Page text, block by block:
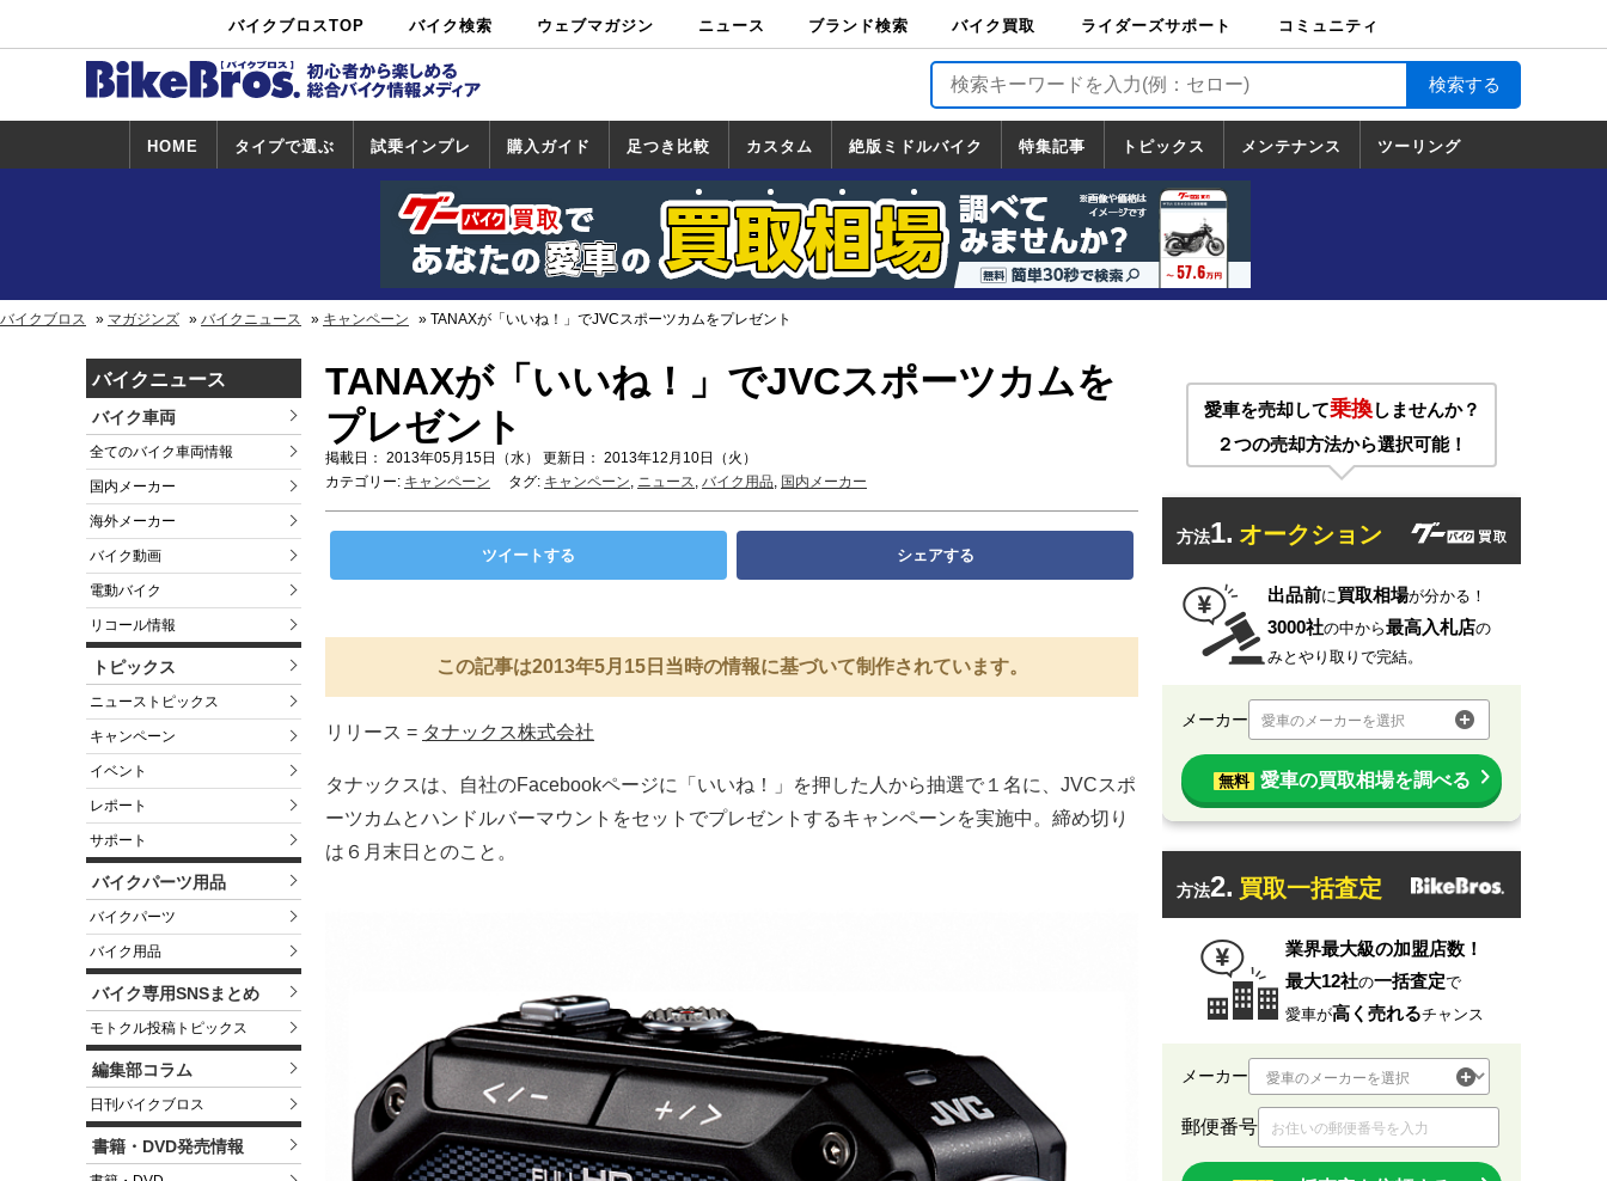
バイクブロスTOP バイク検索
中古バイ
ク・新車検
カタログ検
索
ショップ検
索
ウェブマガジン ニュース ブランド検索 バイク買取
バイク買取
ライダーズサポート
ライダーズサポート
TOP
バイク輸送
バイクガレージライ
フ
バイク車両保険
ロードサービス
バイク試乗
コミュニティ
HOME タイプで選ぶ 試乗インプレ
試乗インプレ
一覧
ホンダ
ヤマハ
スズキ
カワサキ
ハーレー
BMW
トライアンフ
ドゥカティ
購入ガイド
一覧
足つき比較 カスタム
カスタム
一覧
ホンダ
ヤマハ
スズキ
カワサキ
絶版ミドルバイク
絶版ミドルバイク
一覧
ホンダ
ヤマハ
スズキ
カワサキ
特集記事 トピックス
トピックス
一覧
ホンダ
ヤマハ
スズキ
カワサキ
ハーレーダ
ビッドソン
BMW
ドゥカティ
トライアン
フ
メンテナンス ツーリング
道の駅調査隊
ツーリング情報局
日本の道50選
国道めぐり
林道ツーリング
バイクブロス マガジンズ バイクニュース キャンペーン TANAXが「いいね！」でJVCスポーツカムをプレゼント
バイクニュース
バイク車両
全てのバイク車両情報
国内メーカー
海外メーカー
バイク動画
電動バイク
リコール情報
トピックス
ニューストピックス
キャンペーン
イベント
レポート
サポート
バイクパーツ用品
バイクパーツ
バイク用品
バイク専用SNSまとめ
モトクル投稿トピックス
編集部コラム
日刊バイクブロス
書籍・DVD発売情報
TANAXが「いいね！」でJVCスポーツカムを
プレゼント
掲載日： 2013年05月15日（水） 更新日： 2013年12月10日（火）
カテゴリー: キャンペーン タグ: キャンペーン, ニュース, バイク用品, 国内メーカー
ツイートする シェアする
この記事は2013年5月15日当時の情報に基づいて制作されています。
リリース = タナックス株式会社
タナックスは、自社のFacebookページに「いいね！」を押した人から抽選で１名に、JVCスポ
ーツカムとハンドルバーマウントをセットでプレゼントするキャンペーンを実施中。締め切り
は６月末日とのこと。
愛車を売却して乗換しませんか？
２つの売却方法から選択可能！
方法1. オークション
出品前に買取相場が分かる！
3000社の中から最高入札店の
みとやり取りで完結。
メーカー 愛車のメーカーを選択
無料 愛車の買取相場を調べる
方法2. 買取一括査定
業界最大級の加盟店数！
最大12社の一括査定で
愛車が高く売れるチャンス
メーカー
郵便番号